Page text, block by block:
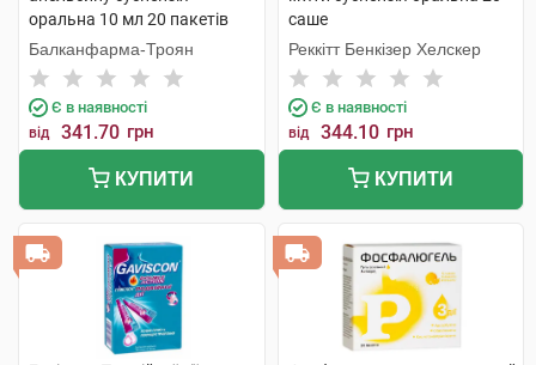
оральна 10 мл 20 пакетів
Балканфарма-Троян
Є в наявності
від 341.70 грн
КУПИТИ
саше
Реккітт Бенкізер Хелскер
Є в наявності
від 344.10 грн
КУПИТИ